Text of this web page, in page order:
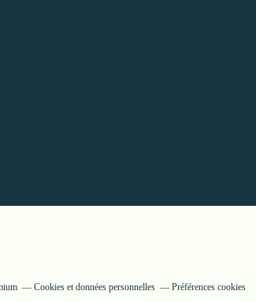
Cookies et données personnelles Préférences cookies